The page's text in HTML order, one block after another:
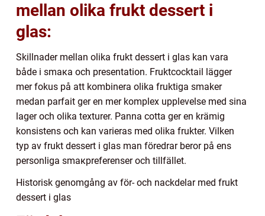
mellan olika frukt dessert i
glas:
Skillnader mellan olika frukt dessert i glas kan vara
både i smакa och presentation. Fruktcocktail lägger
mer fokus på att kombinera olika fruktiga smaker
medan parfait ger en mer komplex upplevelse med sina
lager och olika texturer. Panna cotta ger en krämig
konsistens och kan varieras med olika frukter. Vilken
typ av frukt dessert i glas man föredrar beror på ens
personliga smакpreferenser och tillfället.
Historisk genomgång av för- och nackdelar med frukt
dessert i glas